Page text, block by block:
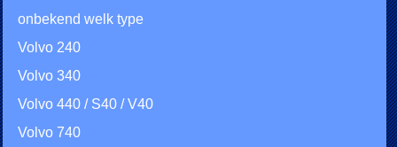
onbekend welk type
Volvo 240
Volvo 340
Volvo 440 / S40 / V40
Volvo 740